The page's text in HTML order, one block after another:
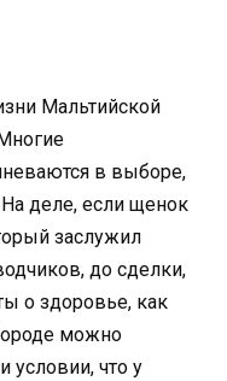
Мальтийской
в выборе,
деле, если щенок
заслужил
до сделки,
о здоровье, как
можно
условии, что у